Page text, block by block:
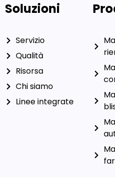
Soluzioni
Servizio
Qualità
Risorsa
Chi siamo
Linee integrate